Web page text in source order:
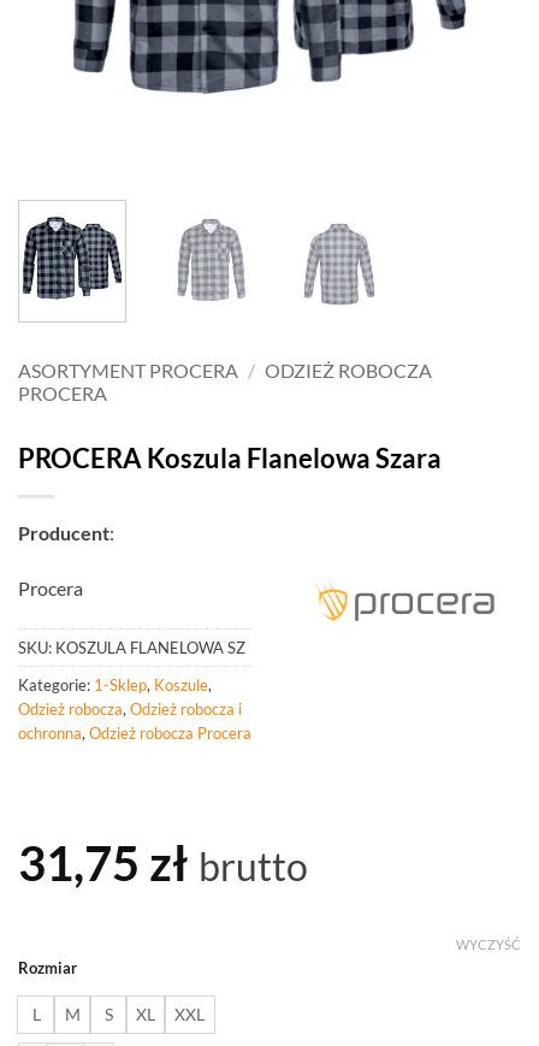
ASORTYMENT PROCERA / ODZIEŻ ROBOCZA
PROCERA
PROCERA Koszula Flanelowa Szara
Producent:
Procera
SKU: KOSZULA FLANELOWA SZ
Kategorie: 1-Sklep, Koszule,
Odzież robocza, Odzież robocza i
ochronna, Odzież robocza Procera
31,75 zł brutto
Rozmiar
L M S XL XXL
WYCZYŚĆ